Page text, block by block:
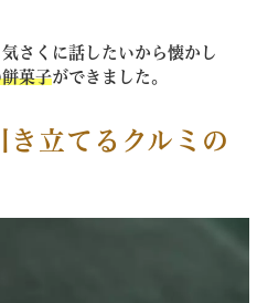
さくに話したいから懐かし
菓子ができました。
き立てるクルミの